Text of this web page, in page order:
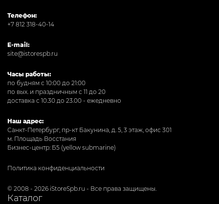
Телефон:
+7 812 318-40-14
E-mail:
site@istorespb.ru
Часы работы:
по будням с 10:00 до 21:00
по вых. и праздничным с 11 до 20
доставка с 10.30 до 23.00 - ежедневно
Наш адрес:
Санкт-Петербург, пр-кт Бакунина, д. 5, 3 этаж, офис 301
м. Площадь Восстания
Бизнес-центр: Б5 (yellow submarine)
Политика конфиденциальности
© 2008 - 2026 iStoreSpb.ru - Все права защищены.
Каталог